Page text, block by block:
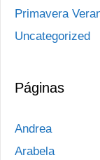
Primavera
Uncategorized
Páginas
Andrea
Arabela